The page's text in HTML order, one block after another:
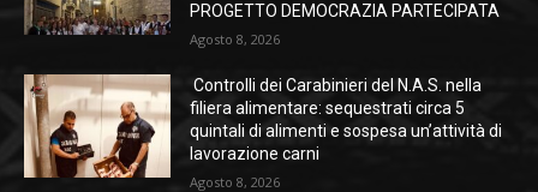
PROGETTO DEMOCRAZIA PARTECIPATA
Agosto 8, 2026
Controlli dei Carabinieri del N.A.S. nella
filiera alimentare: sequestrati circa 5
quintali di alimenti e sospesa un’attività di
lavorazione carni
Agosto 8, 2026